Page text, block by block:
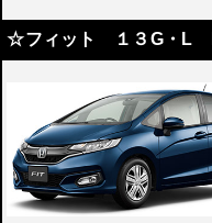
☆フィット １３G・L